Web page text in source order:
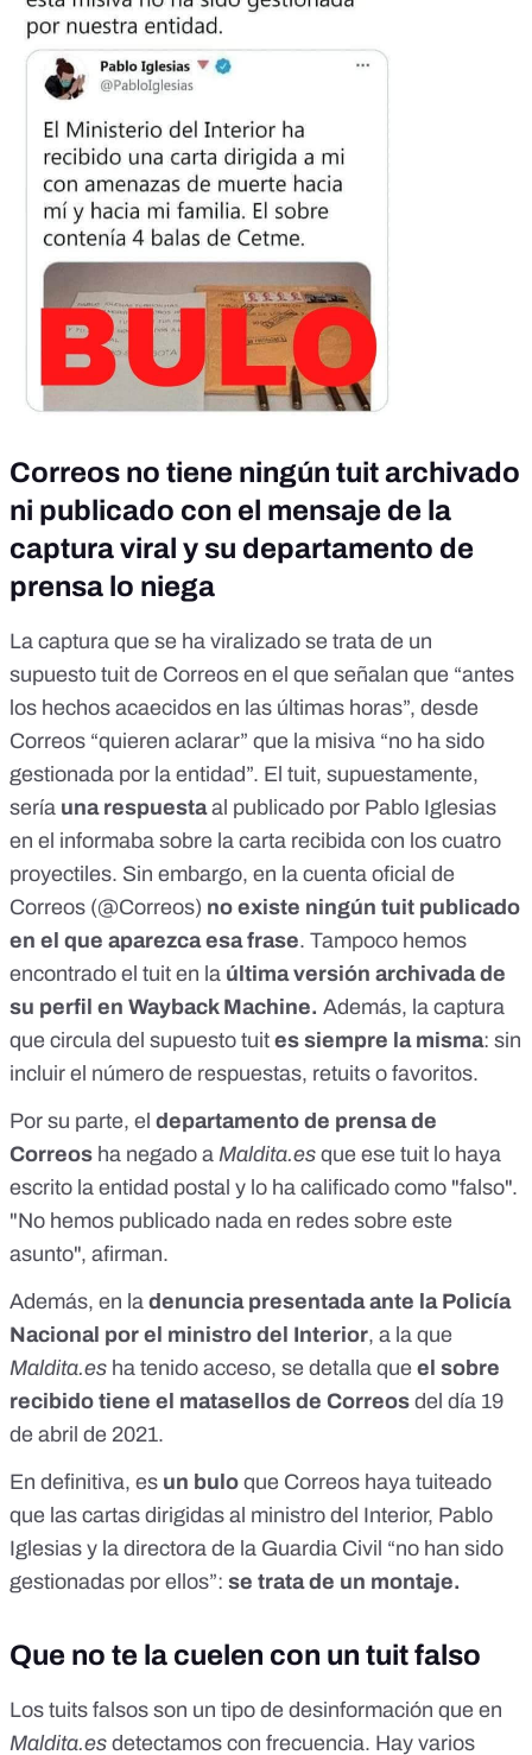
Correos no tiene ningún tuit archivado
ni publicado con el mensaje de la
captura viral y su departamento de
prensa lo niega
La captura que se ha viralizado se trata de un
supuesto tuit de Correos en el que señalan que “antes
los hechos acaecidos en las últimas horas”, desde
Correos “quieren aclarar” que la misiva “no ha sido
gestionada por la entidad”. El tuit, supuestamente,
sería una respuesta al publicado por Pablo Iglesias
en el informaba sobre la carta recibida con los cuatro
proyectiles. Sin embargo, en la cuenta oficial de
Correos (@Correos) no existe ningún tuit publicado
en el que aparezca esa frase. Tampoco hemos
encontrado el tuit en la última versión archivada de
su perfil en Wayback Machine. Además, la captura
que circula del supuesto tuit es siempre la misma: sin
incluir el número de respuestas, retuits o favoritos.
Por su parte, el departamento de prensa de
Correos ha negado a Maldita.es que ese tuit lo haya
escrito la entidad postal y lo ha calificado como "falso".
"No hemos publicado nada en redes sobre este
asunto", afirman.
Además, en la denuncia presentada ante la Policía
Nacional por el ministro del Interior, a la que
Maldita.es ha tenido acceso, se detalla que el sobre
recibido tiene el matasellos de Correos del día 19
de abril de 2021.
En definitiva, es un bulo que Correos haya tuiteado
que las cartas dirigidas al ministro del Interior, Pablo
Iglesias y la directora de la Guardia Civil “no han sido
gestionadas por ellos”: se trata de un montaje.
Que no te la cuelen con un tuit falso
Los tuits falsos son un tipo de desinformación que en
Maldita.es detectamos con frecuencia. Hay varios